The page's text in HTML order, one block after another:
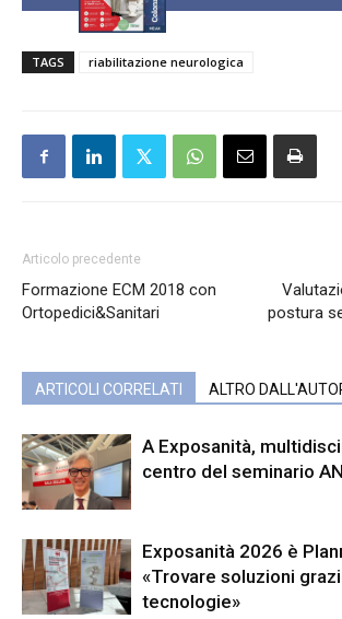
TAGS riabilitazione neurologica
Articolo precedente
Formazione ECM 2018 con
Ortopedici&Sanitari
postura
ARTICOLI CORRELATI ALTRO
A Exposanità,
centro del seminario
Exposanità 2026 è
«Trovare soluzioni
tecnologie»